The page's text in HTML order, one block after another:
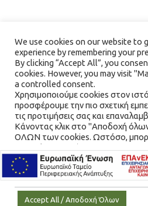
We use cookies on our website to
experience by remembering your
By clicking “Accept All”, you
cookies. However, you may visit
a controlled consent.
Χρησιμοποιούμε cookies στον
προσφέρουμε την πιο σχετική
τις προτιμήσεις σας και
Κάνοντας κλικ στο "Αποδοχή
ΟΛΩΝ των cookies. Ωστόσο,
"Διαχείριση Συνέναισης" για να
συγκατάθεση.
Cookie Settings / Ρυθμίσεις Cookies
Accept All / Αποδοχή Όλων